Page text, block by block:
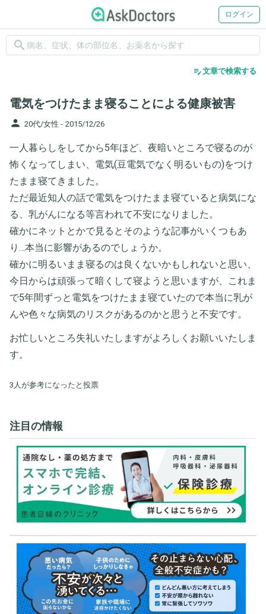
ログイン
search
edit_note文章で検索する
電気をつけたまま寝ることによる健康被害
person 20代/女性 - 2015/12/26
一人暮らしをしてから5年ほど、夜暗いところで寝るのが
怖くなってしまい、電気(豆電気でなく明るいもの)をつけ
たまま寝てきました。
ただ最近知人の話で電気をつけたまま寝ていると病気にな
る、乳がんになる等言われて不安になりました。
確かにネットとかで見るとそのような記事がいくつもあ
り…本当に影響があるのでしょうか。
確かに明るいまま寝るのは良くないかもしれないと思い、
今日からは頑張って暗くして寝ようと思いますが、これま
で5年間ずっと電気をつけたまま寝ていたので本当に乳が
んや色々な病気のリスクがあるのかと思うと不安です。
お忙しいところ失礼いたしますがよろしくお願いいたしま
す。
3人が参考になったと投票
注目の情報